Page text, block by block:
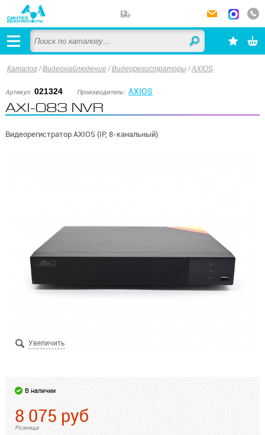
Каталог/Видеонаблюдение /Видеорегистраторы /AXIOS
Артикул: 021324 Производитель: AXIOS
AXI-083 NVR
Видеорегистратор AXIOS (IP, 8-канальный)
В наличии
8 075 руб
Розница